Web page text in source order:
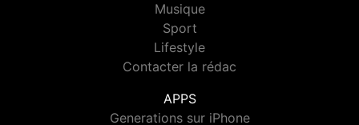
Musique
Sport
Lifestyle
Contacter la rédac
APPS
Generations sur iPhone